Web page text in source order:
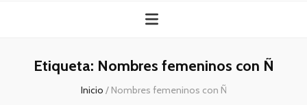
Etiqueta: Nombres femeninos con Ñ
Inicio / Nombres femeninos con Ñ